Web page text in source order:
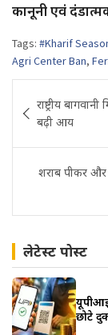
कानूनी एवं
Tags: #Kharif
Agri Center Ban,
Postराष्ट्रीय
बढ़ी आय
शराब पीकर और
लेटेस्ट पोस्ट
छोटे